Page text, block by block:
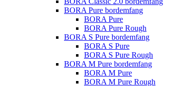
BORA Pure bordemfang
BORA Pure
BORA Pure Rough
BORA S Pure bordemfang
BORA S Pure
BORA S Pure Rough
BORA M Pure bordemfang
BORA M Pure
BORA M Pure Rough